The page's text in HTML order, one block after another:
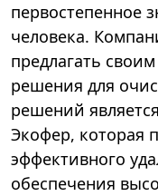
первостепенное
человека.
предлагать
решения для
решений
Экофер, которая
эффективного
обеспечения